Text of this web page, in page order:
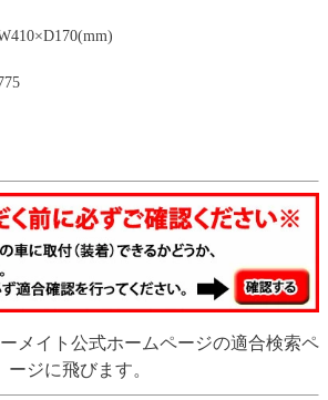
メイト公式ホームページの適合検索ペ
ージに飛びます。